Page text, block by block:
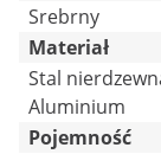
Srebrny
Materiał
Stal
Aluminium
Pojemność